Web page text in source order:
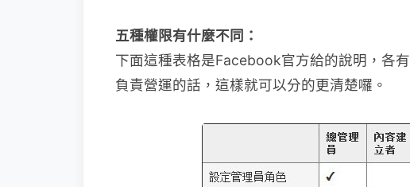
五種權限有什麼不同：
下面這種表格是Facebook官方給的說明，各
負責營運的話，這樣就可以分的更清楚囉。